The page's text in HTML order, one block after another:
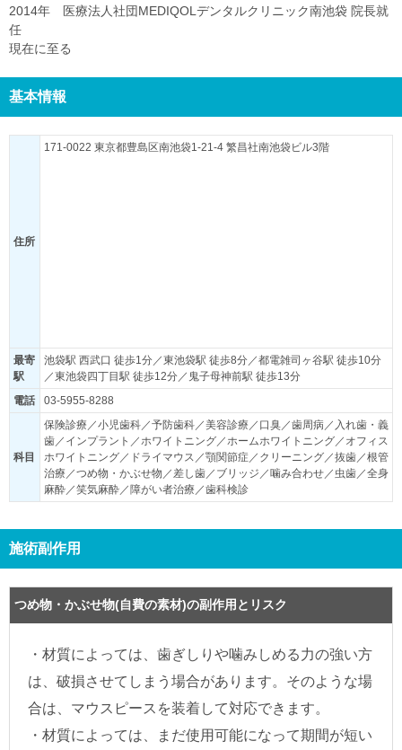
2014年 医療法人社団MEDIQOLデンタルクリニック南池袋 院長就
任
現在に至る
基本情報
住所
171-0022 東京都豊島区南池袋1-21-4 繁昌社南池袋ビル3階
最寄
駅
池袋駅 西武口 徒歩1分／東池袋駅 徒歩8分／都電雑司ヶ谷駅 徒歩10分
／東池袋四丁目駅 徒歩12分／鬼子母神前駅 徒歩13分
電話
03-5955-8288
科目
保険診療／小児歯科／予防歯科／美容診療／口臭／歯周病／入れ歯・義
歯／インプラント／ホワイトニング／ホームホワイトニング／オフィス
ホワイトニング／ドライマウス／顎関節症／クリーニング／抜歯／根管
治療／つめ物・かぶせ物／差し歯／ブリッジ／噛み合わせ／虫歯／全身
麻酔／笑気麻酔／障がい者治療／歯科検診
施術副作用